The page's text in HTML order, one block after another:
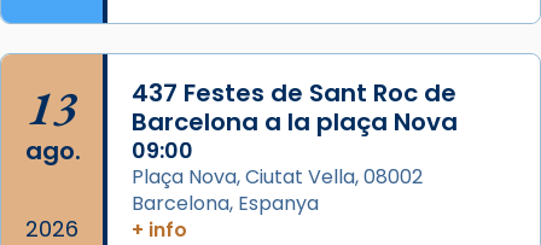
13
ago.
2026
437 Festes de Sant Roc de
Barcelona a la plaça Nova
09:00
Plaça Nova, Ciutat Vella, 08002
Barcelona, Espanya
+ info